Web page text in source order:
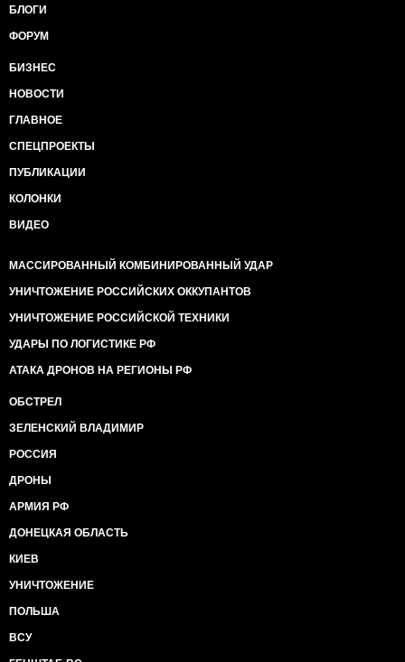
БЛОГИ
ФОРУМ
БИЗНЕС
НОВОСТИ
ГЛАВНОЕ
СПЕЦПРОЕКТЫ
ПУБЛИКАЦИИ
КОЛОНКИ
ВИДЕО
МАССИРОВАННЫЙ КОМБИНИРОВАННЫЙ УДАР
УНИЧТОЖЕНИЕ РОССИЙСКИХ ОККУПАНТОВ
УНИЧТОЖЕНИЕ РОССИЙСКОЙ ТЕХНИКИ
УДАРЫ ПО ЛОГИСТИКЕ РФ
АТАКА ДРОНОВ НА РЕГИОНЫ РФ
ОБСТРЕЛ
ЗЕЛЕНСКИЙ ВЛАДИМИР
РОССИЯ
ДРОНЫ
АРМИЯ РФ
ДОНЕЦКАЯ ОБЛАСТЬ
КИЕВ
УНИЧТОЖЕНИЕ
ПОЛЬША
ВСУ